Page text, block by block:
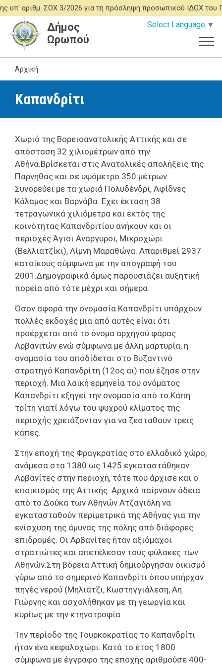
Παράκαμψη
προς
περιεχόμενο
ΣΟΧ 3/2026 για τη πρόσληψη προσωπικού ΙΔΟΧ του
Select Language ▼
Δήμος
Ωρωπού
Αρχική
Καπανδρίτι
Χωριό της Βορειοανατολικής Αττικής και σε
απόσταση 32 χιλιομέτρων από την
Αθήνα.Βρίσκεται στις Ανατολικές απολήξεις της
Παρνηθας και σε υψόμετρο 350 μέτρων.
Συνορεύει με τα χωριά Πολυδένδρι, Αφίδνες
Κάλαμος και Βαρνάβα. Εχει έκταση 38
τετραγωνικά χιλιόμετρα και εκτός της
κοινότητας Καπανδριτίου ανήκουν και οι
περιοχές Άγιοι Ανάργυροι, Μικροχώρι
(Βελλιατζίκι), Λίμνη Μαραθώνα. Aπαριθμεί 2937
κατοίκους σύμφωνα με την απογραφή του
2001.Δημογραφικά όμως παρουσιάζει αυξητική
πορεία από τότε μέχρι και σήμερα.
Όσον αφορά την ονομασία Καπανδρίτι υπάρχουν
πολλές εκδοχές μια από αυτές είναι ότι
προέρχεται από το όνομα αρχηγού φάρας
Αρβανιτών ενώ σύμφωνα με άλλη μαρτυρία, η
ονομασία του αποδίδεται στο Βυζαντινό
στρατηγό Καπανδρίτη (12ος αι) που έζησε στην
περιοχή. Μια λαϊκή ερμηνεία του ονόματος
Καπανδρίτι εξηγεί την ονομασία από το Κάπη
τρίτη γιατί λόγω του ψυχρού κλίματος της
περιοχής χρειάζονταν για να ζεσταθούν τρεις
κάπες.
Στην εποχή της Φραγκρατίας στο ελλαδικό χώρο,
ανάμεσα στα 1380 ως 1425 εγκαταστάθηκαν
Αρβανίτες στην περιοχή, τότε που άρχισε και ο
εποικισμός της Αττικής. Αρχικά παίρνουν άδεια
από το Δούκα των Αθηνών Ατζαγιόλη να
εγκατασταθούν περιμετρικά της Αθήνας για την
ενίσχυση της άμυνας της πόλης από διάφορες
επιδρομές. Οι Αρβανίτες ήταν αξιόμαχοι
στρατιώτες και απετέλεσαν τους φύλακες των
Αθηνών.Στη βόρεια Αττική δημιούργησαν οικισμό
γύρω από το σημερινό Καπανδρίτι όπου υπήρχαν
πηγές νερού (Μηλιάτζι, Κωστηγγιάλεση, Αη
Γιώργης και ασχολήθηκαν με τη γεωργία και
κυρίως με την κτηνοτροφία.
Την περίοδο της Τουρκοκρατίας το Καπανδρίτι
ήταν ένα κεφαλοχώρι. Κατά το έτος 1800
σύμφωνα με έγγραφο της εποχής αριθμούσε 400-